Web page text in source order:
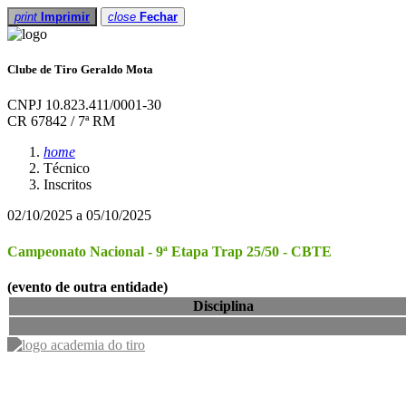
print Imprimir close Fechar
Clube de Tiro Geraldo Mota
CNPJ 10.823.411/0001-30
CR 67842 / 7ª RM
home
Técnico
Inscritos
02/10/2025 a 05/10/2025
Campeonato Nacional - 9ª Etapa Trap 25/50 - CBTE
(evento de outra entidade)
Disciplina